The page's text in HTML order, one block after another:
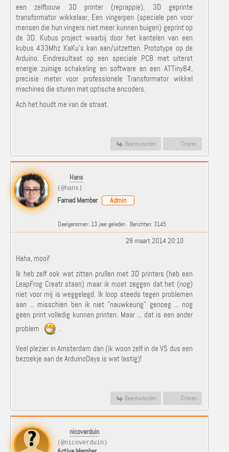
een zelfbouw 3D printer (reprappie), 3D geprinte
transformator wikkelaar, Een vingerpen (speciale pen voor
mensen die hun vingers niet meer kunnen buigen) geprint op
de 3D. Kubus project waarbij door het kantelen van een
kubus 433Mhz KaKu's kan aan/uitzetten. Prototype op de
Arduino. Eindresultaat op een speciale PCB met uiterst
energie zuinige schakeling en software en een ATTiny84,
precisie meter voor professionele Transformator wikkel
machines die sturen met optische encoders.
Ach het houdt me van de straat.
Beantwoorden Citeren
Hans
(@hans)
Famed Member Admin
Deelgenomen: 13 jaar geleden Berichten: 3145
28 maart 2014 20:10
Haha, mooi!
Ik heb zelf ook wat zitten prullen met 3D printers (heb een
LeapFrog Creatr staan) maar ik moet zeggen dat het (nog)
niet voor mij is weggelegd. Ik loop steeds tegen problemen
aan ... misschien ben ik niet "nauwkeurig" genoeg ... nog
geen print volledig kunnen printen. Maar ... dat is een ander
problem
.
Veel plezier in Amsterdam dan (ik woon zelf in de VS dus een
bezoekje aan de ArduinoDays is wat lastig)!
Beantwoorden Citeren
nicoverduin
(@nicoverduin)